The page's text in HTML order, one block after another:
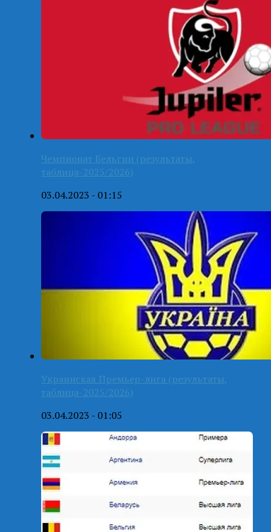
Чемпионат Бельгии (результаты,
таблица-2025/2026)
03.04.2023 - 01:15
Украинская Премьер-лига (результаты,
таблица-2025/2026)
03.04.2023 - 01:05